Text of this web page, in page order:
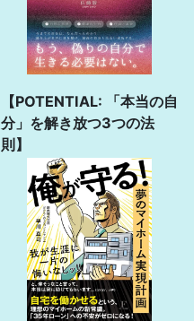
【POTENTIAL: 「本当の自
分」を解き放つ3つの法
則】